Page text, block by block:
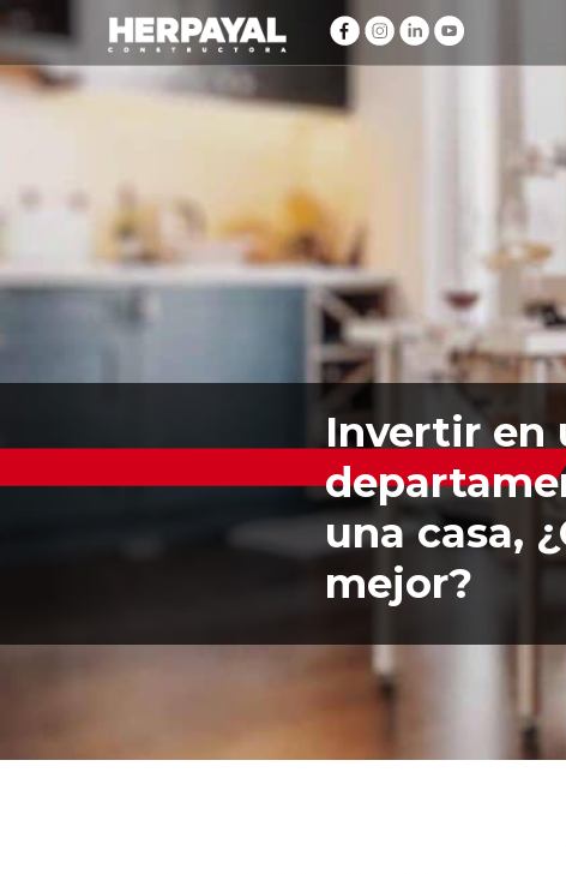
Invertir en
una casa,
mejor?